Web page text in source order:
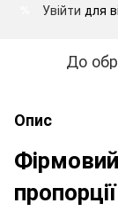
Увійти для
До
Опис